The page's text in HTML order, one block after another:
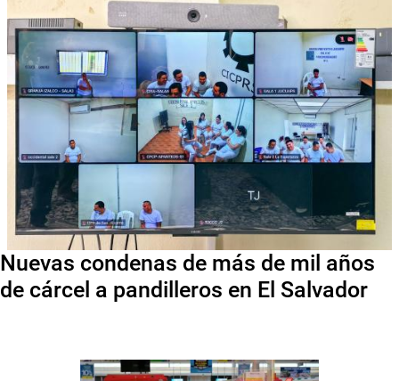
Nuevas condenas de más de mil años
de cárcel a pandilleros en El Salvador